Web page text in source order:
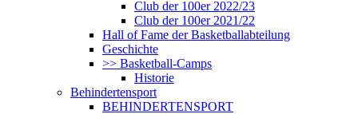
Club der 100er 2022/23
Club der 100er 2021/22
Hall of Fame der Basketballabteilung
Geschichte
>> Basketball-Camps
Historie
Behindertensport
BEHINDERTENSPORT